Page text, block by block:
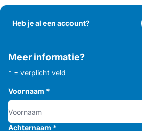
Heb je al een account?
Meer informatie?
* = verplicht veld
Voornaam *
Achternaam *